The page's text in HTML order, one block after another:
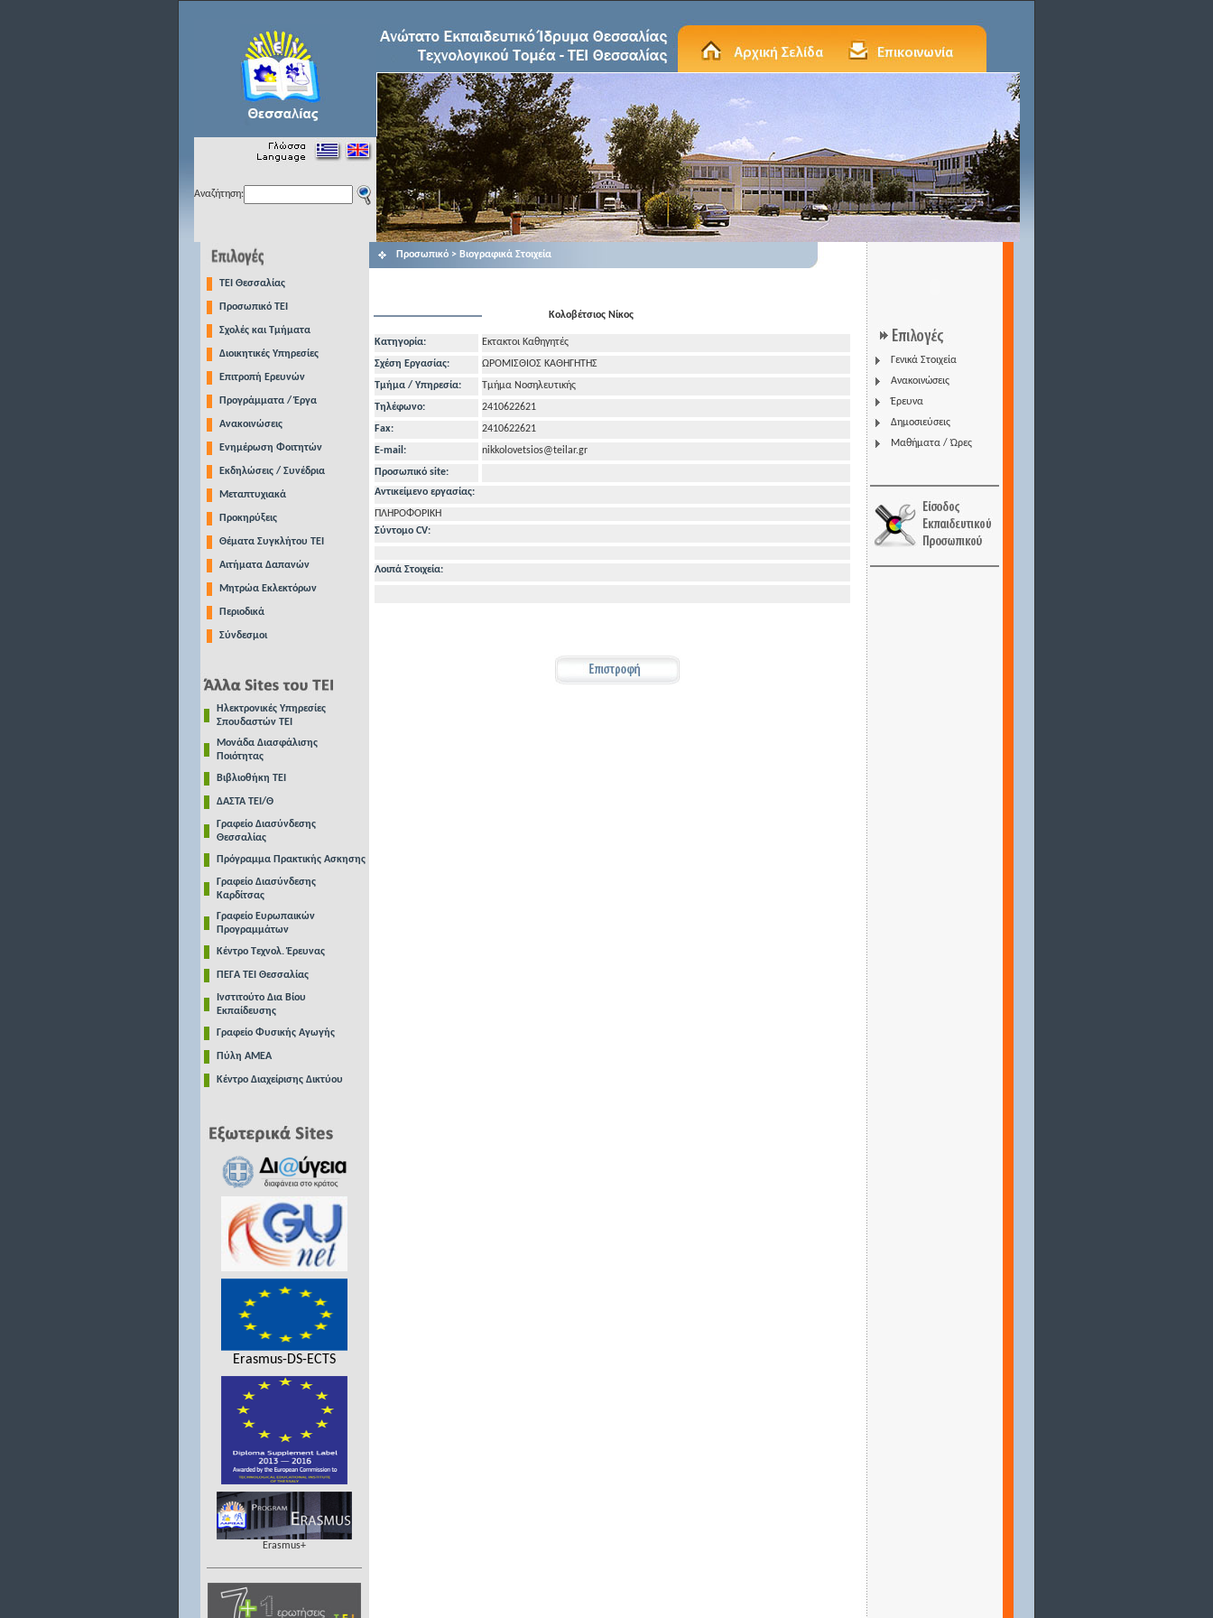
Αναζήτηση:
TEI Θεσσαλίας
Προσωπικό ΤΕΙ
Σχολές και Τμήματα
Διοικητικές Υπηρεσίες
Επιτροπή Ερευνών
Προγράμματα / Έργα
Ανακοινώσεις
Ενημέρωση Φοιτητών
Εκδηλώσεις / Συνέδρια
Μεταπτυχιακά
Προκηρύξεις
Θέματα Συγκλήτου ΤΕΙ
Αιτήματα Δαπανών
Μητρώα Εκλεκτόρων
Περιοδικά
Σύνδεσμοι
Ηλεκτρονικές Υπηρεσίες
Σπουδαστών ΤΕΙ
Μονάδα Διασφάλισης
Ποιότητας
Βιβλιοθήκη ΤΕΙ
ΔΑΣΤΑ ΤΕΙ/Θ
Γραφείο Διασύνδεσης
Θεσσαλίας
Πρόγραμμα Πρακτικής Ασκησης
Γραφείο Διασύνδεσης
Καρδίτσας
Γραφείο Ευρωπαικών
Προγραμμάτων
Κέντρο Τεχνολ. Έρευνας
ΠΕΓΑ ΤΕΙ Θεσσαλίας
Ινστιτούτο Δια Βίου
Εκπαίδευσης
Γραφείο Φυσικής Αγωγής
Πύλη ΑΜΕΑ
Κέντρο Διαχείρισης Δικτύου
Erasmus-DS-ECTS
Erasmus+
Προσωπικό > Βιογραφικά Στοιχεία
Κολοβέτσιος Νίκος
Κατηγορία:
Εκτακτοι Καθηγητές
Σχέση Εργασίας:
ΩΡΟΜΙΣΘΙΟΣ ΚΑΘΗΓΗΤΗΣ
Τμήμα / Υπηρεσία:
Τμήμα Νοσηλευτικής
Τηλέφωνo:
2410622621
Fax:
2410622621
E-mail:
nikkolovetsios@teilar.gr
Προσωπικό site:
Αντικείμενο εργασίας:
ΠΛΗΡΟΦΟΡΙΚΗ
Σύντομο CV:
Λοιπά Στοιχεία:
Γενικά Στοιχεία
Ανακοινώσεις
Έρευνα
Δημοσιεύσεις
Μαθήματα / Ώρες